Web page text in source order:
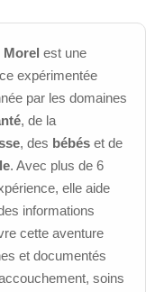
Morel est une
expérimentée
par les domaines
, de la
, des bébés et de
. Avec plus de 6
elle aide
informations
cette aventure
et documentés
soins